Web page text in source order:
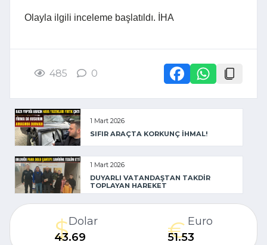
Olayla ilgili inceleme başlatıldı. İHA
485 0
1 Mart 2026
SIFIR ARAÇTA KORKUNÇ İHMAL!
1 Mart 2026
DUYARLI VATANDAŞTAN TAKDİR
TOPLAYAN HAREKET
Dolar
43.69
Euro
51.53